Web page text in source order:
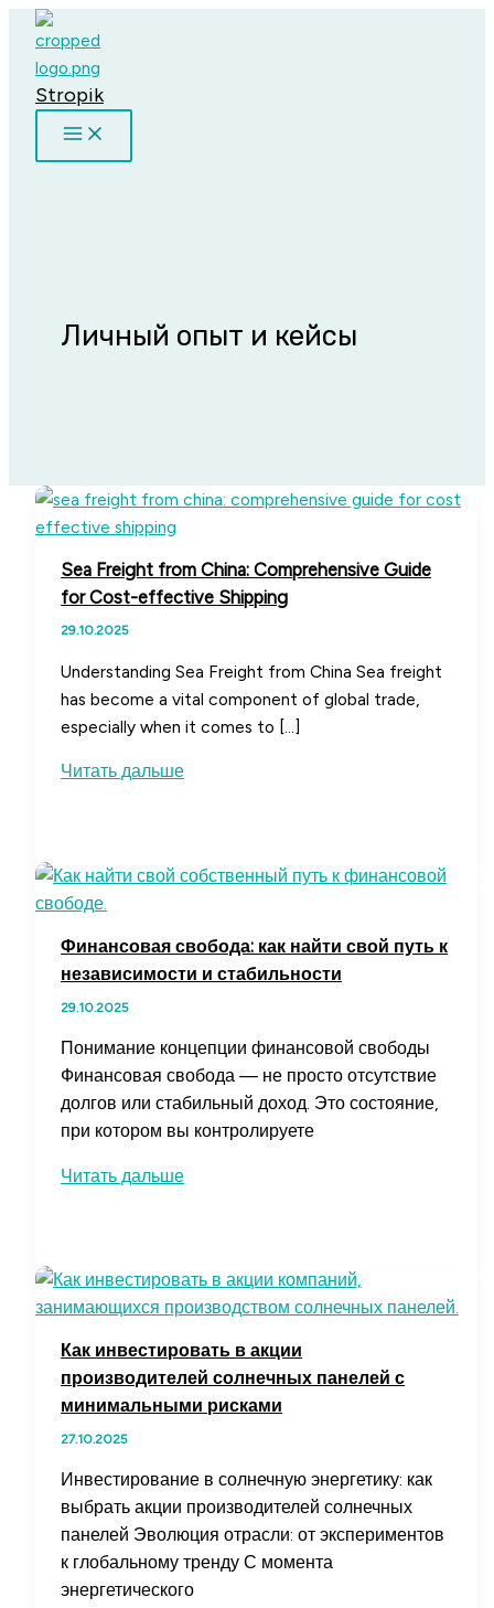
Перейти
содержимому
Stropik
Личный опыт и кейсы
Sea Freight from China: Comprehensive Guide
for Cost-effective Shipping
29.10.2025
Understanding Sea Freight from China Sea freight
has become a vital component of global trade,
especially when it comes to […]
Sea
Comprehensive
Guide
for
Shipping
Читать дальше
Финансовая свобода: как найти свой путь к
независимости и стабильности
29.10.2025
Понимание концепции финансовой свободы
Финансовая свобода — не просто отсутствие
долгов или стабильный доход. Это состояние,
при котором вы контролируете
Финансовая
свой
путь
к
Читать дальше
Как инвестировать в акции
производителей солнечных панелей с
минимальными рисками
27.10.2025
Инвестирование в солнечную энергетику: как
выбрать акции производителей солнечных
панелей Эволюция отрасли: от экспериментов
к глобальному тренду С момента
энергетического